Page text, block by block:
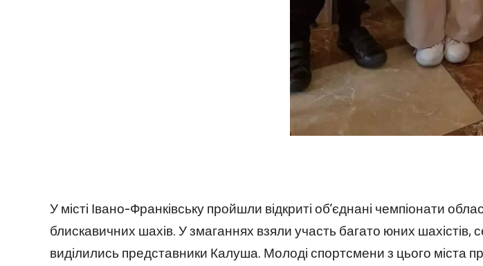
У місті Івано-Франківську пройшли відкриті об’єднані чемпіонати
блискавичних шахів. У змаганнях взяли участь багато юних шахістів,
виділились представники Калуша. Молоді спортсмени з цього міста